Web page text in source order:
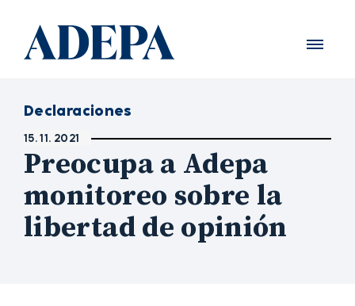
Declaraciones
15. 11. 2021
Preocupa a Adepa
monitoreo sobre la
libertad de opinión